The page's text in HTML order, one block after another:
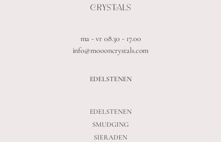
ma - vr 08.30 - 17.00
info@moooncrystals.com
EDELSTENEN
EDELSTENEN
SMUDGING
SIERADEN